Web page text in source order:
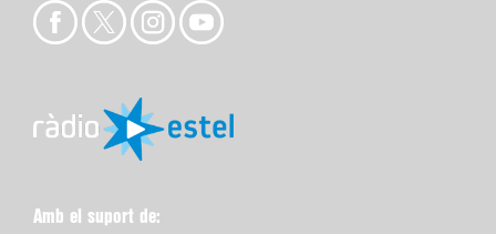
Amb el suport de: